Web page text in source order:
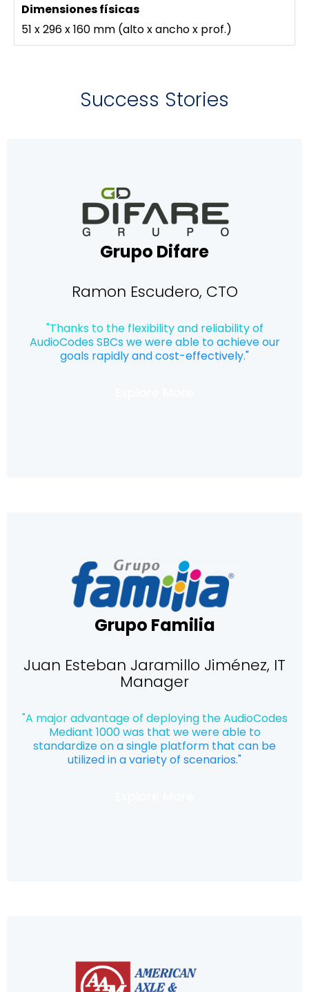
51 x 296 x 160 mm (alto x ancho x prof.)
Success Stories
Grupo Difare
Ramon Escudero, CTO
"Thanks to the flexibility and reliability of
AudioCodes SBCs we were able to achieve our
goals rapidly and cost-effectively."
Grupo Familia
Juan Esteban Jaramillo Jiménez, IT
Manager
"A major advantage of deploying the AudioCodes
Mediant 1000 was that we were able to
standardize on a single platform that can be
utilized in a variety of scenarios."